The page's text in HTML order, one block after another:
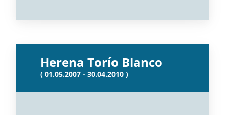
Herena Torío Blanco
( 01.05.2007 - 30.04.2010 )